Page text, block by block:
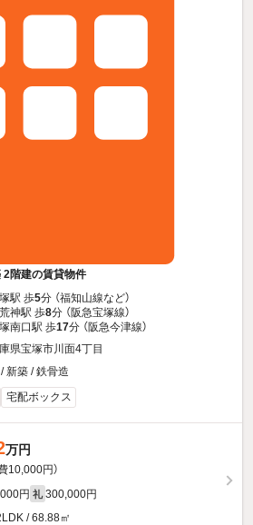
2階建の賃貸物件
駅 歩5分 （福知山線など）
神駅 歩8分 （阪急宝塚線）
南口駅 歩17分 （阪急今津線）
県宝塚市川面4丁目
新築 / 鉄骨造
宅配ボックス
万円
10,000円）
円 礼 300,000円
/ 68.88㎡